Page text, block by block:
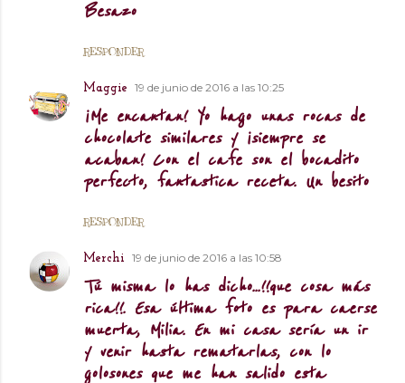
Besazo
RESPONDER
Maggie 19 de junio de 2016 a las 10:25
¡Me encantan! Yo hago unas rocas de
chocolate similares y ¡siempre se
acaban! Con el cafe son el bocadito
perfecto, fantastica receta. Un besito
RESPONDER
Merchi 19 de junio de 2016 a las 10:58
Tú misma lo has dicho...!!que cosa más
rica!!. Esa última foto es para caerse
muerta, Milia. En mi casa sería un ir
y venir hasta rematarlas, con lo
golosones que me han salido esta